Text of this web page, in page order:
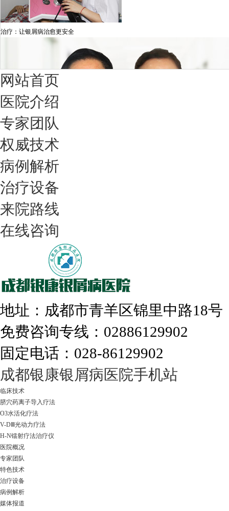
治疗：让银屑病治愈更安全
我们只治银屑病，我们在成都坐诊
308nm激光：银屑病治疗更高效
走进成都：满足您的治愈需求
网站首页
医院介绍
专家团队
权威技术
病例解析
治疗设备
来院路线
在线咨询
地址：成都市青羊区锦里中路18
免费咨询专线：02886129902
固定电话：028-86129902
成都银康银屑病医院手机站
临床技术
脐穴药离子导入疗法
O3水活化疗法
V-DⅢ光动力疗法
H-N镭射疗法治疗仪
医院概况
专家团队
特色技术
治疗设备
病例解析
媒体报道